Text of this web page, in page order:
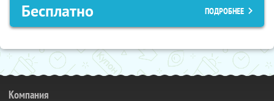
Бесплатно ПОДРОБНЕЕ
Компания